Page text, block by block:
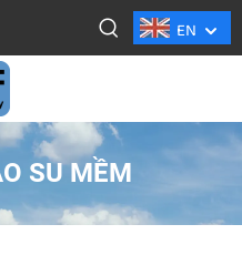
EN
SU MỀM